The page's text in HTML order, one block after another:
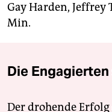
Gay Harden, Jeffrey
Min.
Die
Der drohende